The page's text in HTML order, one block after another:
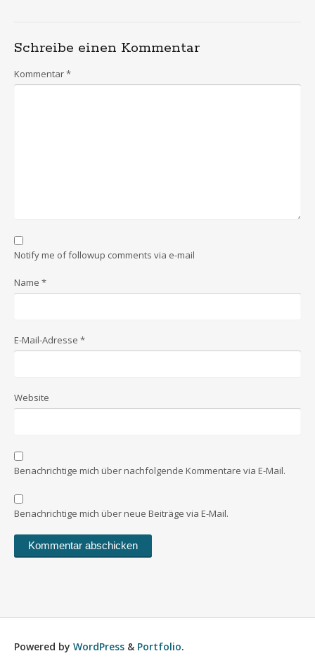
navigation
Schreibe einen Kommentar
Kommentar*
Notify me of followup comments via e-mail
Name *
E-Mail-Adresse *
Website
Benachrichtige mich über nachfolgende Kommentare via E-Mail.
Benachrichtige mich über neue Beiträge via E-Mail.
Powered by WordPress & Portfolio.